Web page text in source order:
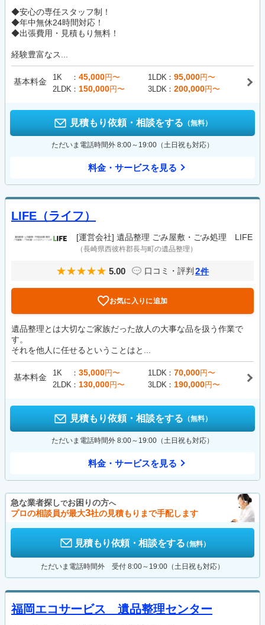
◆安心の専任スタッフ制！
◆年中無休24時間対応！
◆出張費用・見積もり無料！
経験豊富なス...
基本料金 1K 45,000円〜 1LDK 95,000円〜
2LDK
150,000円〜 3LDK 200,000円〜
見積もり依頼・相談をする （無料）
ただいま電話時間外 8:00～19:00（土日祝も対応）
料金・サービスを見る
LIFE（ライフ）
[運営会社] 遺品整理 ごみ屋敷・ごみ処理 LIFE
（長崎県西彼杵郡長与町の遺品整理）
5.00 口コミ・評判 2件
お気に入りに追加
遺品整理とは大切なご家族だった故人の大事な品を扱う作業で
す。
それを他人に任せるということはと...
基本料金 1K 35,000円〜 1LDK 70,000円〜
2LDK
130,000円〜 3LDK 190,000円〜
見積もり依頼・相談をする （無料）
ただいま電話時間外 8:00～19:00（土日祝も対応）
料金・サービスを見る
急な業者探しでお困りの方へ
プロの相談員が最大3社の見積もりまで手配します
見積もり依頼・相談をする（無料）
ただいま電話時間外 受付 8:00～19:00（土日祝も対応）
福岡エコサービス 遺品整理センター